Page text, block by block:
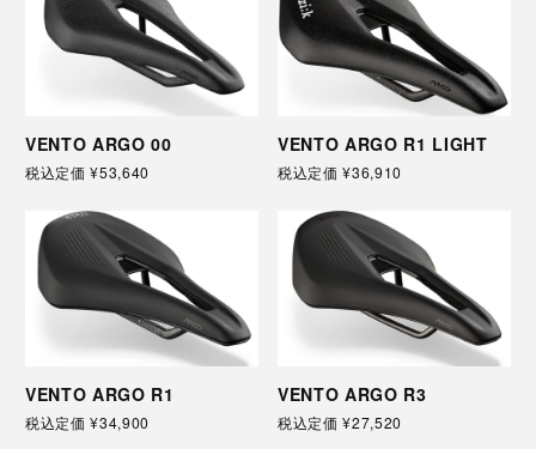
VENTO ARGO 00
税込定価¥53,640
VENTO ARGO R1 LIGHT
税込定価¥36,910
VENTO ARGO R1
税込定価¥34,900
VENTO ARGO R3
税込定価¥27,520